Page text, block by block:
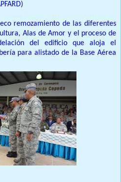
remozamiento de las diferentes
Alas de Amor y el proceso de
del edificio que aloja el
para alistado de la Base Aérea